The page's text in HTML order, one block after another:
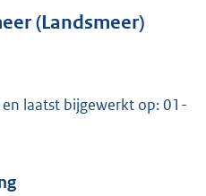
(Landsmeer)
en laatst bijgewerkt op: 01-